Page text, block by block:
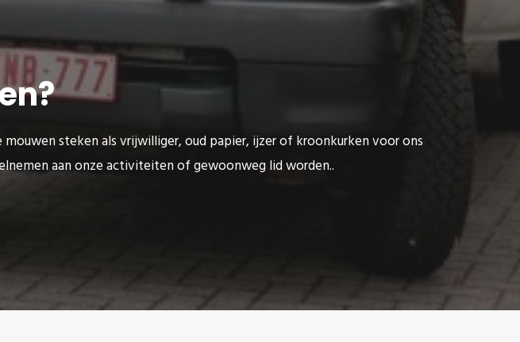
steken als vrijwilliger, oud papier, ijzer of kroonkurken voor ons
aan onze activiteiten of gewoonweg lid worden..